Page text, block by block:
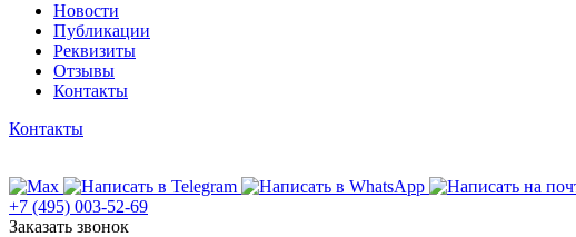
Новости
Публикации
Реквизиты
Отзывы
Контакты
Контакты
+7 (495) 003-52-69
Заказать звонок